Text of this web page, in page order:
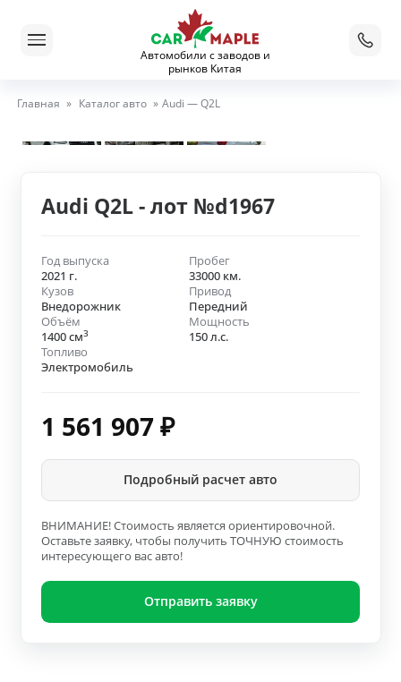
Автомобили с заводов и
рынков Китая
Главная » Каталог авто » Audi — Q2L
Audi Q2L - лот №d1967
Год выпуска
2021 г.
Пробег
33000 км.
Кузов
Внедорожник
Привод
Передний
Объём
1400 см3
Мощность
150 л.с.
Топливо
Электромобиль
1 561 907 ₽
Подробный расчет авто
ВНИМАНИЕ! Стоимость является ориентировочной.
Оставьте заявку, чтобы получить ТОЧНУЮ стоимость
интересующего вас авто!
Отправить заявку